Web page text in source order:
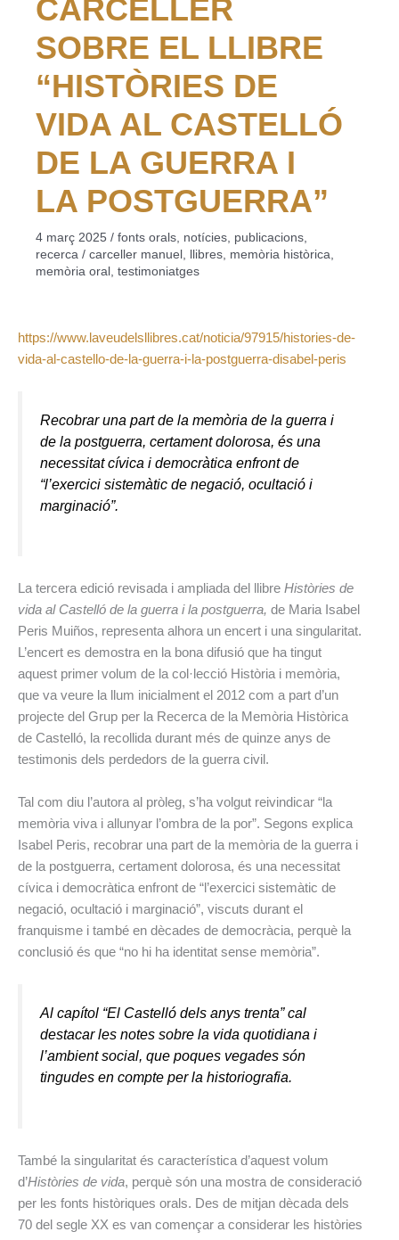
CARCELLER
SOBRE EL LLIBRE
“HISTÒRIES DE
VIDA AL CASTELLÓ
DE LA GUERRA I
LA POSTGUERRA”
4 març 2025 / fonts orals, notícies, publicacions,
recerca / carceller manuel , llibres, memòria històrica,
memòria oral , testimoniatges
https://www.laveudelsllibres.cat/noticia/97915/histories-de-
vida-al-castello-de-la-guerra-i-la-postguerra-disabel-peris
Recobrar una part de la memòria de la guerra i
de la postguerra, certament dolorosa, és una
necessitat cívica i democràtica enfront de
“l’exercici sistemàtic de negació, ocultació i
marginació”.
La tercera edició revisada i ampliada del llibre Històries de
vida al Castelló de la guerra i la postguerra, de Maria Isabel
Peris Muiños, representa alhora un encert i una singularitat.
L’encert es demostra en la bona difusió que ha tingut
aquest primer volum de la col·lecció Història i memòria,
que va veure la llum inicialment el 2012 com a part d’un
projecte del Grup per la Recerca de la Memòria Històrica
de Castelló, la recollida durant més de quinze anys de
testimonis dels perdedors de la guerra civil.
Tal com diu l’autora al pròleg, s’ha volgut reivindicar “la
memòria viva i allunyar l’ombra de la por”. Segons explica
Isabel Peris, recobrar una part de la memòria de la guerra i
de la postguerra, certament dolorosa, és una necessitat
cívica i democràtica enfront de “l’exercici sistemàtic de
negació, ocultació i marginació”, viscuts durant el
franquisme i també en dècades de democràcia, perquè la
conclusió és que “no hi ha identitat sense memòria”.
Al capítol “El Castelló dels anys trenta” cal
destacar les notes sobre la vida quotidiana i
l’ambient social, que poques vegades són
tingudes en compte per la historiografia.
També la singularitat és característica d’aquest volum
d’Històries de vida, perquè són una mostra de consideració
per les fonts històriques orals. Des de mitjan dècada dels
70 del segle XX es van començar a considerar les històries